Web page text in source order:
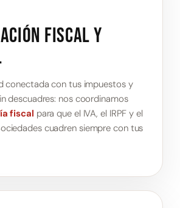
fiscal y
conectada con tus impuestos y
descuadres: nos coordinamos
fiscal para que el IVA, el IRPF y el
cuadren siempre con tus